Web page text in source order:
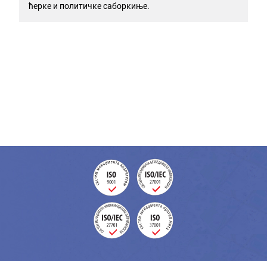
ћерке и политичке саборкиње.